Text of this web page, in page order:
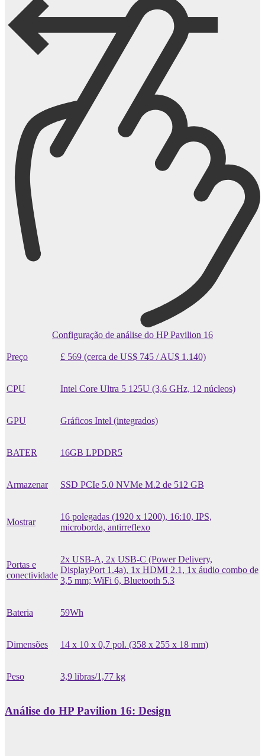
Configuração de análise do HP Pavilion 16
Preço £ 569 (cerca de US$ 745 / AU$ 1.140)
CPU Intel Core Ultra 5 125U (3,6 GHz, 12 núcleos)
GPU Gráficos Intel (integrados)
BATER 16GB LPDDR5
Armazenar SSD PCIe 5.0 NVMe M.2 de 512 GB
Mostrar
16 polegadas (1920 x 1200), 16:10, IPS,
microborda, antirreflexo
Portas e
conectividade
2x USB-A, 2x USB-C (Power Delivery,
DisplayPort 1.4a), 1x HDMI 2.1, 1x áudio combo de
3,5 mm; WiFi 6, Bluetooth 5.3
Bateria 59Wh
Dimensões 14 x 10 x 0,7 pol. (358 x 255 x 18 mm)
Peso 3,9 libras/1,77 kg
Análise do HP Pavilion 16: Design